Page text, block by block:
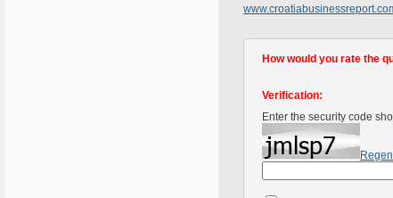
How would you rate the
Verification:
Enter the security code